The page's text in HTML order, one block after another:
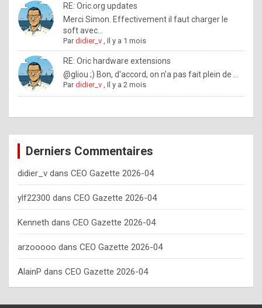
o
w
h
o
w
o
e
y
o
u
s
h
o
RE: Oric.org updates
Merci Simon. Effectivement il faut charger le
soft avec...
Pardidier_v ,Il y a 1 mois
RE: Oric hardware extensions
@gliou ;) Bon, d'accord, on n'a pas fait plein de ...
Pardidier_v ,Il y a 2 mois
Derniers Commentaires
didier_v dans CEO Gazette 2026-04
ylf22300 dans CEO Gazette 2026-04
Kenneth dans CEO Gazette 2026-04
arzooooo dans CEO Gazette 2026-04
AlainP dans CEO Gazette 2026-04